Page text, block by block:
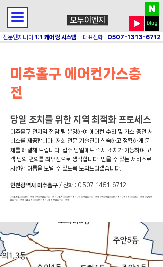
모두이엔지
전문엔지니어 1:1 케어링 시스템 대표전화 : 0507-1313-6712
미추홀구 에어컨가스충
전
당일 조치를 위한 지역 최적화 프로세스
미추홀구 전지역 전담 팀 운영하여 에어컨 수리 및 가스 충전 서
비스를 제공합니다. 저희 전문 기술진이 신속하고 정확하게 문
제를 해결해 드립니다. 접수 당일에도 즉시 조치가 가능하여 고
객 님의 편의를 최우선으로 생각합니다. 믿을 수 있는 서비스로
시원한 여름을 보낼 수 있도록 도와드리겠습니다.
인천광역시 미추홀구 / 전화 : 0507-1451-6712
#미추홀구에어컨가스충전 #도화동에어컨가스충전 #주안에어컨가스충전 #숭의동에어컨가스충전 #도화동에어컨가스충전 #용현동에어컨가스충전 #학익동
에어컨가스충전 #문학동에어컨가스충전 #관교동에어컨가스충전